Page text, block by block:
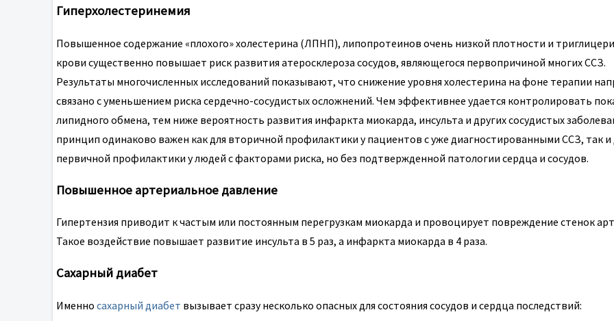
Гиперхолестеринемия
Повышенное содержание «плохого» холестерина (ЛПНП), липопротеинов очень низкой плотности и
крови существенно повышает риск развития атеросклероза сосудов, являющегося первопричиной многих ССЗ.
Результаты многочисленных исследований показывают, что снижение уровня холестерина на фоне терапии
связано с уменьшением риска сердечно-сосудистых осложнений. Чем эффективнее удается контролировать
липидного обмена, тем ниже вероятность развития инфаркта миокарда, инсульта и других сосудистых
принцип одинаково важен как для вторичной профилактики у пациентов с уже диагностированными ССЗ, так и
первичной профилактики у людей с факторами риска, но без подтвержденной патологии сердца и сосудов.
Повышенное артериальное давление
Гипертензия приводит к частым или постоянным перегрузкам миокарда и провоцирует повреждение стенок
Такое воздействие повышает развитие инсульта в 5 раз, а инфаркта миокарда в 4 раза.
Сахарный диабет
Именно сахарный диабет вызывает сразу несколько опасных для состояния сосудов и сердца последствий: